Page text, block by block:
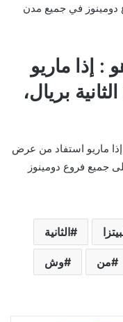
دومينوز في جميع مدن
: إذا ماريو
بريال،
ماريو استفاد من عرض
جميع فروع دومينوز
الثانية
من وش